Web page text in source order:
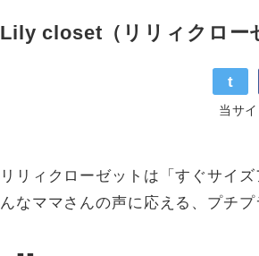
Lily closet（リリィクロー
t
当サ
リリィクローゼットは「すぐサイ
んなママさんの声に応える、プチプ